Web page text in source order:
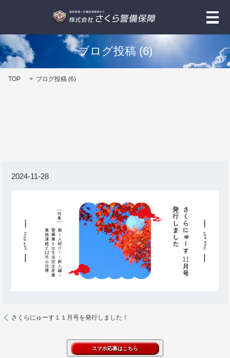
メ
ブログ投稿 (6)
TOP ブログ投稿 (6)
2024-11-28
さくらにゅーす１１月号を発行しました！